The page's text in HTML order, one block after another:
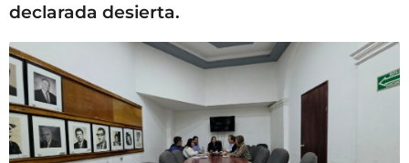
declarada desierta.